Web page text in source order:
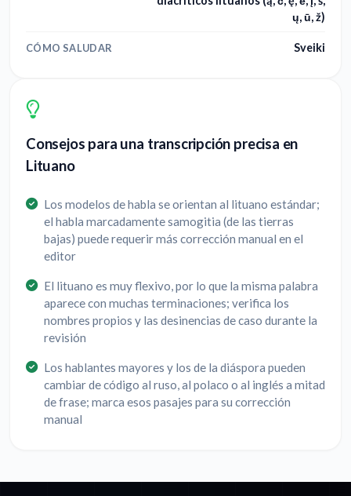
ų, ū, ž)
CÓMO SALUDAR Sveiki
Consejos para una transcripción precisa en
Lituano
Los modelos de habla se orientan al lituano estándar;
el habla marcadamente samogitia (de las tierras
bajas) puede requerir más corrección manual en el
editor
El lituano es muy flexivo, por lo que la misma palabra
aparece con muchas terminaciones; verifica los
nombres propios y las desinencias de caso durante la
revisión
Los hablantes mayores y los de la diáspora pueden
cambiar de código al ruso, al polaco o al inglés a mitad
de frase; marca esos pasajes para su corrección
manual